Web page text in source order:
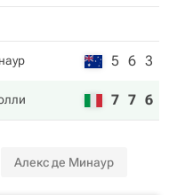
5 6 3
7 7 6
Алекс де Минаур